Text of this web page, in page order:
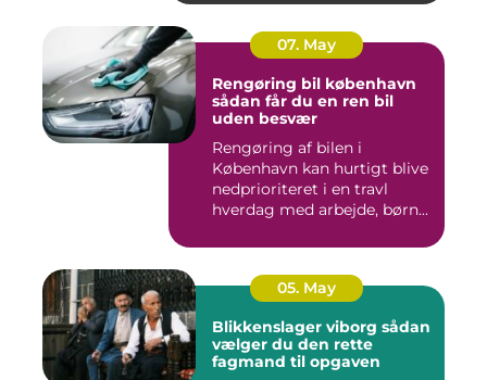
07. May
Rengøring bil københavn
sådan får du en ren bil
uden besvær
Rengøring af bilen i
København kan hurtigt blive
nedprioriteret i en travl
hverdag med arbejde, børn...
05. May
Blikkenslager viborg sådan
vælger du den rette
fagmand til opgaven